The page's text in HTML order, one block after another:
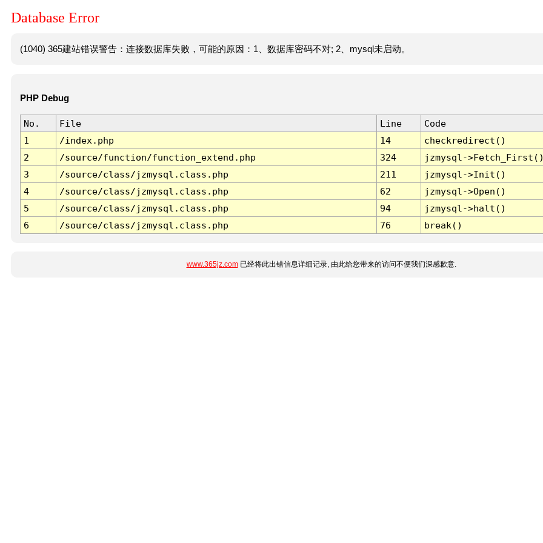
Database Error
(1040) 365建站错误警告：连接数据库失败，可能的原因：1、数据库密码不对; 2、mysql未启动。
PHP Debug
No. File Line
Code
1
/index.php 14
checkredirect()
2
/source/function/function_extend.php 324
jzmysql-
3
/source/class/jzmysql.class.php 211
jzmysql->Init()
4
/source/class/jzmysql.class.php 62
jzmysql->Open()
5
/source/class/jzmysql.class.php 94
jzmysql->halt()
6
/source/class/jzmysql.class.php 76 break()
www.365jz.com已经将此出错信息详细记录, 由此给您带来的访问不便我们深感歉意.